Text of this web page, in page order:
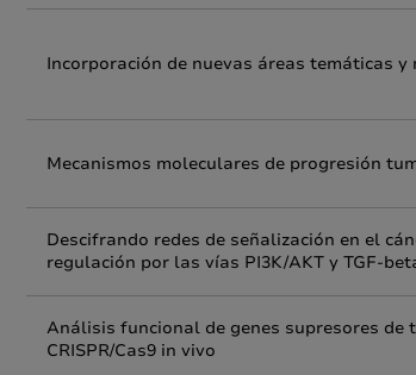
Incorporación de nuevas áreas temáticas y
Mecanismos moleculares de progresión
Descifrando redes de señalización en el
regulación por las vías PI3K/AKT y TGF-
Análisis funcional de genes supresores de
CRISPR/Cas9 in vivo